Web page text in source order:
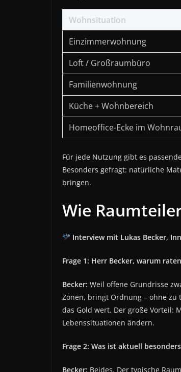
Wohnsituation
Einzimmerwohnung
Loft / Großraumbüro
Familienwohnung
Küche + Wohnbereich
Homeoffice-Ecke im
Für jede Nutzung gibt es
Besonders gefragt: natürliche
bringen.
Wie
Interview mit Lukas Becker,
Frage 1: Herr Becker, warum
Becker: Weil offene Grundrisse
Zonen, bringt Ordnung – ohne zu
das Gold wert. Der große Vorteil:
Lebenssituationen ändern.
Frage 2: Was ist aktuell
Becker: Beides. Der typische